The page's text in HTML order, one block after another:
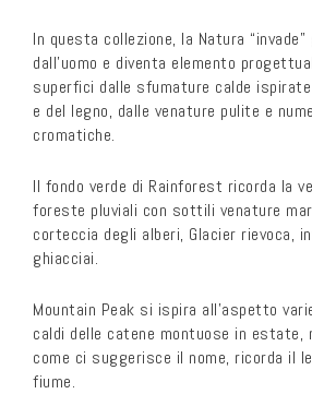
In questa collezione, la Natura
dall’uomo e diventa elemento
superfici dalle sfumature calde
e del legno, dalle venature pulite e
cromatiche.
Il fondo verde di Rainforest ricorda la
foreste pluviali con sottili venature
corteccia degli alberi, Glacier rievoca,
ghiacciai.
Mountain Peak si ispira all’aspetto
caldi delle catene montuose in estate,
come ci suggerisce il nome, ricorda il
fiume.